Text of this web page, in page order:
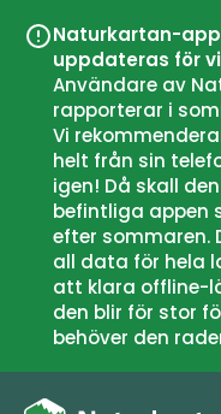
Naturkartan-
uppdateras för
Användare av
rapporterar i
Vi
helt från sin
igen! Då skall
befintliga appen
efter sommaren.
all data för hela
att klara offline-
den blir för stor
behöver den